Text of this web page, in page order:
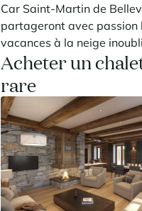
Car Saint-Martin de
partageront avec passion
vacances à la neige
Acheter un
rare